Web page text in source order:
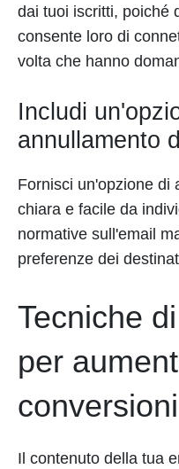
dai tuoi iscritti, poiché
consente loro di
volta che hanno
Includi
annullamento
Fornisci un'opzione di
chiara e facile da
normative sull'email
preferenze dei
Tecniche
per
Il contenuto della tua